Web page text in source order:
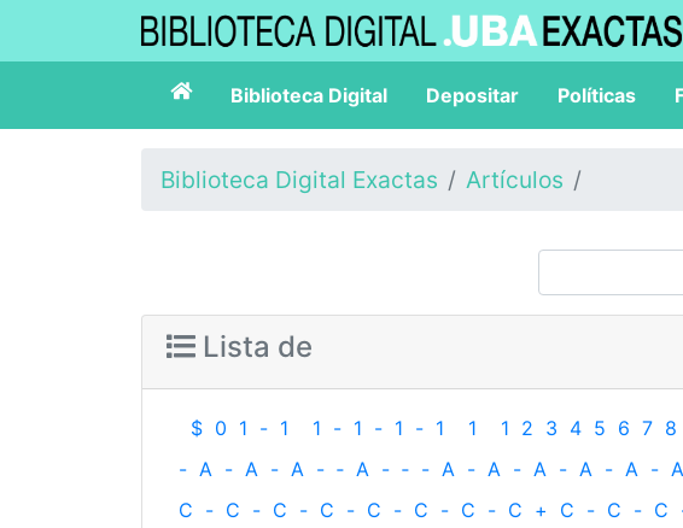
Biblioteca Digital Depositar Políticas
Biblioteca Digital Exactas Artículos
Lista de
$ 0 1 - 1 1 - 1 - 1 - 1 1 1 2 3 4 5 6 7 8
- A - A - A - ‐ A - ‐ - A - A - A - A - A - A
C - C - C - C - C - C - C - C + C - C - C